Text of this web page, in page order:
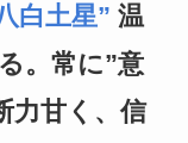
白土星” 温
。常に”意
力甘く、信